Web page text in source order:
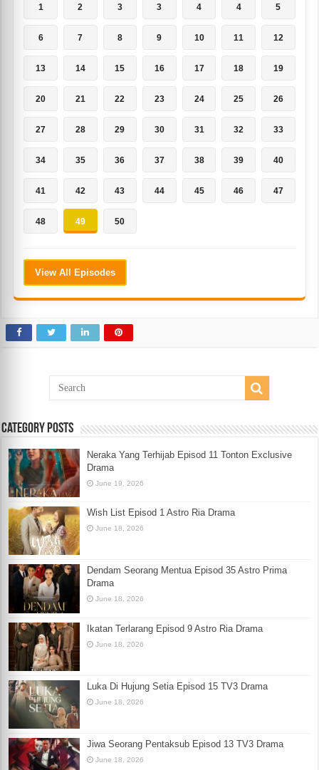
1 2 3 3 4 4 5
6 7 8 9 10 11 12
13 14 15 16 17 18 19
20 21 22 23 24 25 26
27 28 29 30 31 32 33
34 35 36 37 38 39 40
41 42 43 44 45 46 47
48 49 50
View All Episodes
Category Posts
Neraka Yang Terhijab Episod 11 Tonton Exclusive
Drama
June 19, 2026
Wish List Episod 1 Astro Ria Drama
June 18, 2026
Dendam Seorang Mentua Episod 35 Astro Prima
Drama
June 18, 2026
Ikatan Terlarang Episod 9 Astro Ria Drama
June 18, 2026
Luka Di Hujung Setia Episod 15 TV3 Drama
June 18, 2026
Jiwa Seorang Pentaksub Episod 13 TV3 Drama
June 18, 2026